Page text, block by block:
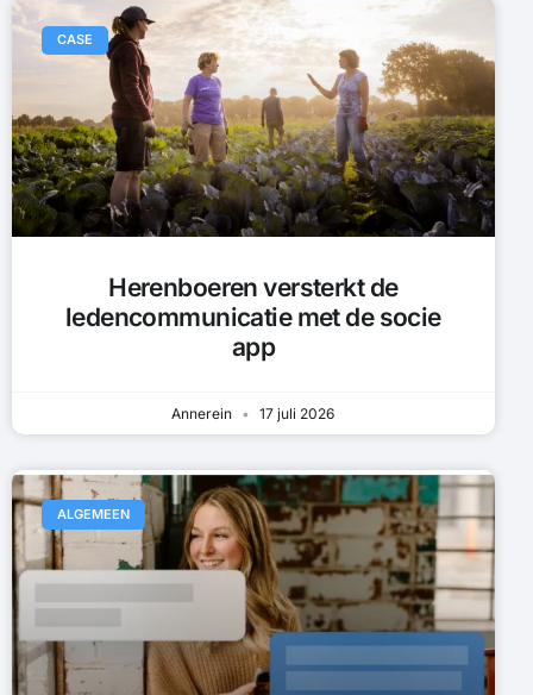
CASE
Herenboeren versterkt de
ledencommunicatie met de socie
app
Annerein 17 juli 2026
ALGEMEEN